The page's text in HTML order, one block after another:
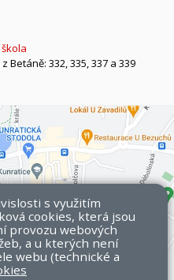
Betáně: 332, 335, 337 a 339
s využitím
cookies, která jsou
provozu webových
a u kterých není
webu (technické a